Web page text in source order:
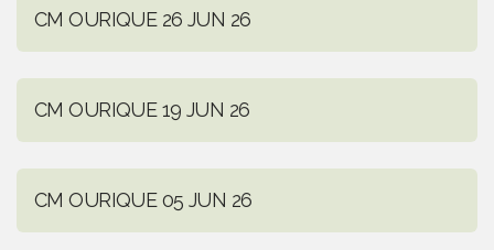
CM OURIQUE 26 JUN 26
CM OURIQUE 19 JUN 26
CM OURIQUE 05 JUN 26